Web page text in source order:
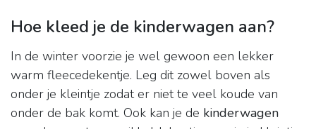
Hoe kleed je de kinderwagen aan?
In de winter voorzie je wel gewoon een lekker
warm fleecedekentje. Leg dit zowel boven als
onder je kleintje zodat er niet te veel koude van
onder de bak komt. Ook kan je de kinderwagen